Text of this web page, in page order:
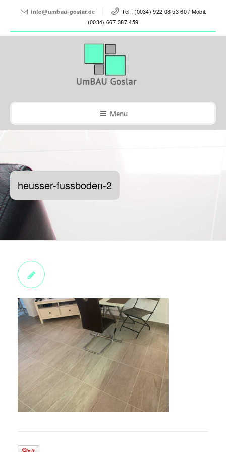
info@umbau-goslar.de
Tel.: (0034) 922 08 53 60 / Mobil:
(0034) 667 387 459
Menu
heusser-fussboden-2